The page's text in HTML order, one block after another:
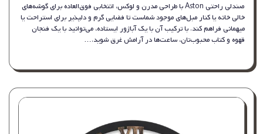
صندلی راحتی Aston با طراحی مدرن و لوکس، انتخابی فوق‌العاده برای گوشه‌های
خالی خانه یا کنار مبل‌های موجود شماست تا فضایی گرم و دلپذیر برای استراحت یا
میهمانی فراهم کند. با ترکیب آن با یک آباژور ایستاده، می‌توانید با یک فنجان
قهوه و کتاب محبوب‌تان، ساعت‌ها در آرامش غرق شوید.…